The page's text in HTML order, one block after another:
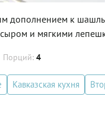
дополнением к
и мягкими
Порций: 4
Кавказская кухня